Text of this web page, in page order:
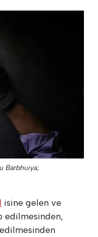
Barbhuiya;
isine gelen ve
edilmesinden,